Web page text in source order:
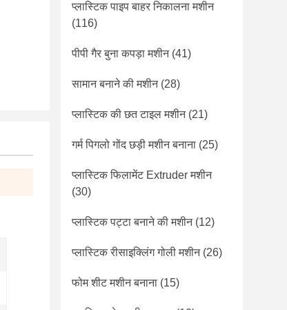
प्लास्टिक पाइप बाहर निकालना मशीन
(116)
पीपी गैर बुना कपड़ा मशीन(41)
सामान बनाने की मशीन(28)
प्लास्टिक की छत टाइल मशीन(21)
गर्म पिगलो गोंद छड़ी मशीन बनाना (25)
प्लास्टिक फिलामेंट Extruder मशीन
(30)
प्लास्टिक पट्टा बनाने की मशीन(12)
प्लास्टिक रीसाइक्लिंग गोली मशीन(26)
फोम शीट मशीन बनाना (15)